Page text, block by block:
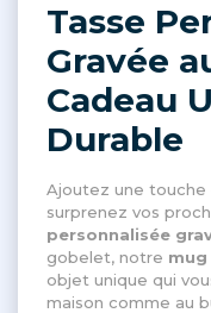
Tasse
Gravée
Cadeau
Durable
Ajoutez une touche
surprenez vos
personnalisée
gobelet, notre
objet unique qui
maison comme au